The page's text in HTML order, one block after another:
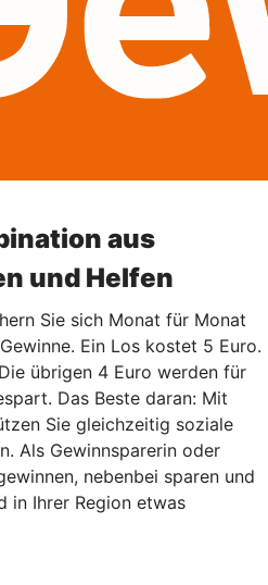
aus
und Helfen
Sie sich Monat für Monat
Ein Los kostet 5 Euro.
übrigen 4 Euro werden für
Das Beste daran: Mit
Sie gleichzeitig soziale
Als Gewinnsparerin oder
nebenbei sparen und
in Ihrer Region etwas